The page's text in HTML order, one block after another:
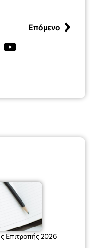
Επιτροπής 2026
Επόμενο